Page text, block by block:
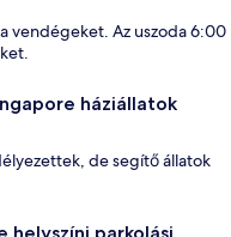
vendégeket. Az uszoda 6:00
háziállatok
de segítő állatok